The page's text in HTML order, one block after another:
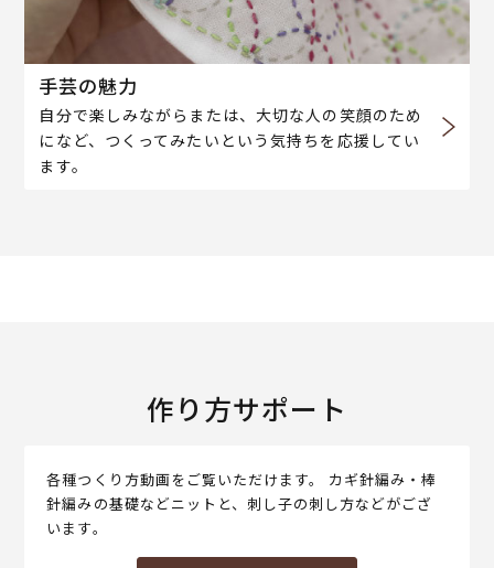
手芸の魅力
自分で楽しみながらまたは、大切な人の笑顔のため
になど、つくってみたいという気持ちを応援してい
ます。
作り方サポート
各種つくり方動画をご覧いただけます。 カギ針編み・棒
針編みの基礎などニットと、刺し子の刺し方などがござ
います。